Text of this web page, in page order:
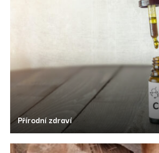
Přírodní zdraví